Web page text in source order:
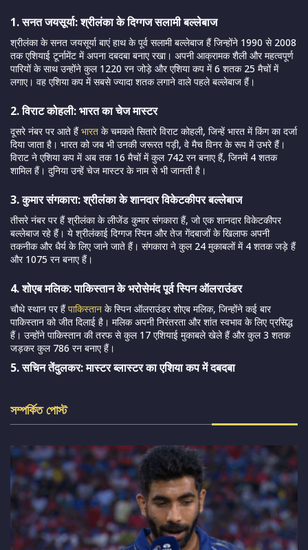
1. सनत जयसूर्या: श्रीलंका के दिग्गज सलामी बल्लेबाज
श्रीलंका के सनत जयसूर्या बाएं हाथ के पूर्व सलामी बल्लेबाज हैं जिन्होंने 1990 से 2008
तक एशियाई टूर्नामेंट में अपना दबदबा बनाए रखा। अपनी आक्रामक शैली और महत्वपूर्ण
पारियों के साथ उन्होंने कुल 1220 रन जोड़े और एशिया कप में 6 शतक 25 मैचों में
लगाए। वह एशिया कप में सबसे ज्यादा शतक लगाने वाले पहले बल्लेबाज हैं।
2. विराट कोहली: भारत का चेज मास्टर
दूसरे नंबर पर आते हैंभारत के चमकते सितारे विराट कोहली, जिन्हें भारत में किंग का दर्जा
दिया जाता है। भारत को जब भी उनकी जरूरत पड़ी, वे मैच विनर के रूप में उभरे हैं।
विराट ने एशिया कप में अब तक 16 मैचों में कुल 742 रन बनाए हैं, जिनमें 4 शतक
शामिल हैं। दुनिया उन्हें चेज मास्टर के नाम से भी जानती है।
3. कुमार संगकारा: श्रीलंका के शानदार विकेटकीपर बल्लेबाज
तीसरे नंबर पर हैं श्रीलंका के लीजेंड कुमार संगकारा हैं, जो एक शानदार विकेटकीपर
बल्लेबाज रहे हैं। ये श्रीलंकाई दिग्गज स्पिन और तेज गेंदबाजों के खिलाफ अपनी
तकनीक और धैर्य के लिए जाने जाते हैं। संगकारा ने कुल 24 मुकाबलों में 4 शतक जड़े हैं
और 1075 रन बनाए हैं।
4. शोएब मलिक: पाकिस्तान के भरोसेमंद पूर्व स्पिन ऑलराउंडर
चौथे स्थान पर हैंपाकिस्तान के स्पिन ऑलराउंडर शोएब मलिक, जिन्होंने कई बार
पाकिस्तान को जीत दिलाई है। मलिक अपनी निरंतरता और शांत स्वभाव के लिए प्रसिद्ध
हैं। उन्होंने पाकिस्तान की तरफ से कुल 17 एशियाई मुकाबले खेले हैं और कुल 3 शतक
जड़कर कुल 786 रन बनाए हैं।
5. सचिन तेंदुलकर: मास्टर ब्लास्टर का एशिया कप में दबदबा
সম্পর্কিত পোস্ট